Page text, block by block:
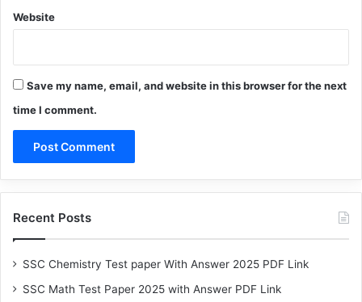
Website
Save my name, email, and website in this browser for the next
time I comment.
Recent Posts
SSC Chemistry Test paper With Answer 2025 PDF Link
SSC Math Test Paper 2025 with Answer PDF Link